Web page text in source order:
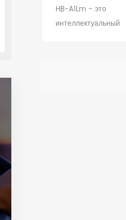
HB-A1Lm - это
интеллектуальный